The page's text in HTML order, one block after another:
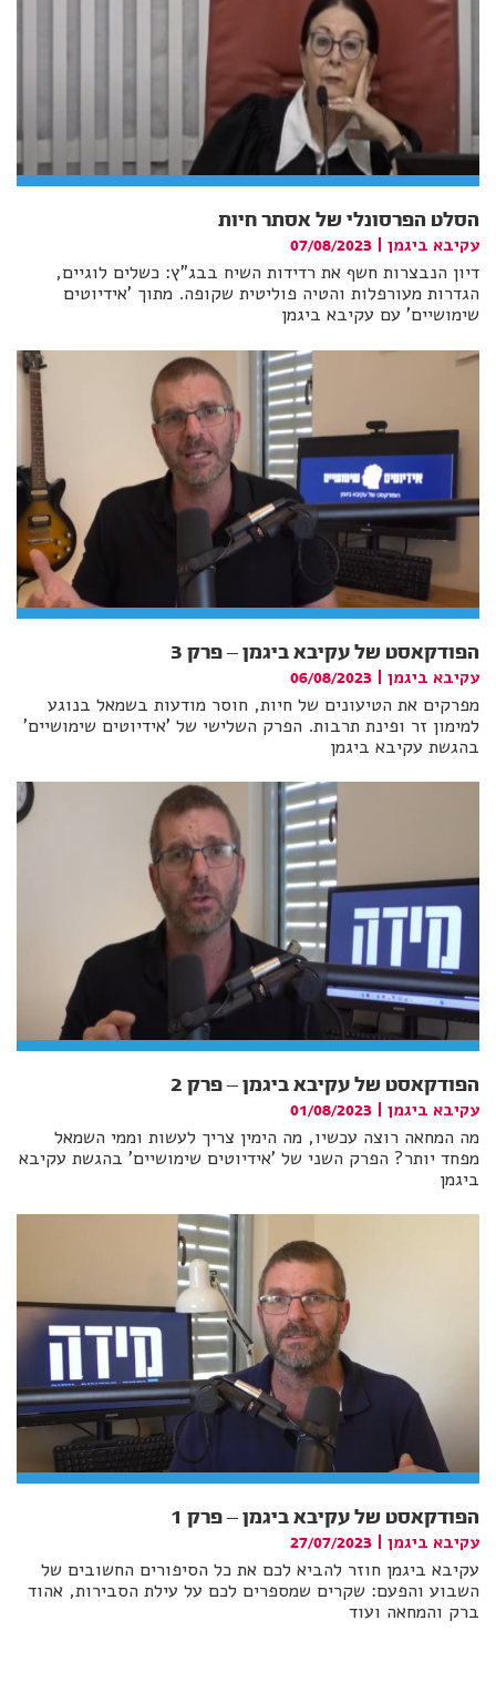
הסלט הפרסונלי של אסתר חיות
עקיבא ביגמן
07/08/2023
דיון הנבצרות חשף את רדידות השיח בבג"ץ: כשלים לוגיים,
הגדרות מעורפלות והטיה פוליטית שקופה. מתוך 'אידיוטים
שימושיים' עם עקיבא ביגמן
הפודקאסט של עקיבא ביגמן – פרק 3
עקיבא ביגמן |
06/08/2023
מפרקים את הטיעונים של חיות, חוסר מודעות בשמאל בנוגע
למימון זר ופינת תרבות. הפרק השלישי של 'אידיוטים שימושיים'
בהגשת עקיבא ביגמן
הפודקאסט של עקיבא ביגמן – פרק 2
עקיבא ביגמן |
01/08/2023
מה המחאה רוצה עכשיו, מה הימין צריך לעשות וממי השמאל
מפחד יותר? הפרק השני של 'אידיוטים שימושיים' בהגשת עקיבא
ביגמן
הפודקאסט של עקיבא ביגמן – פרק 1
עקיבא ביגמן |
27/07/2023
עקיבא ביגמן חוזר להביא לכם את כל הסיפורים החשובים של
השבוע והפעם: שקרים שמספרים לכם על עילת הסבירות, אהוד
ברק והמחאה ועוד